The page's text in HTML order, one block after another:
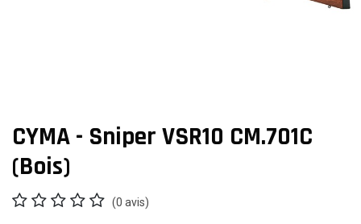
CYMA - Sniper VSR10 CM.701C
(Bois)
(0 avis)